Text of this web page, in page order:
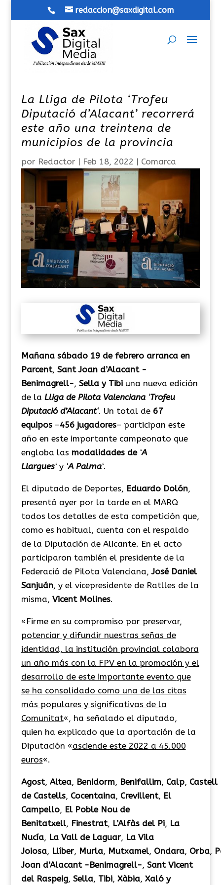
redaccion@saxdigital.com
La Lliga de Pilota ‘Trofeu
Diputació d’Alacant’ recorrerá
este año una treintena de
municipios de la provincia
por Redactor| Feb 18, 2022 | Comarca
Mañana sábado 19 de febrero arranca en
Parcent, Sant Joan d’Alacant -
Benimagrell-, Sella y Tibi una nueva edición
de la Lliga de Pilota Valenciana ‘Trofeu
Diputació d’Alacant‘. Un total de 67
equipos–456 jugadores– participan este
año en este importante campeonato que
engloba las modalidades de‘A
Llargues‘ y‘A Palma‘.
El diputado de Deportes, Eduardo Dolón,
presentó ayer por la tarde en el MARQ
todos los detalles de esta competición que,
como es habitual, cuenta con el respaldo
de la Diputación de Alicante. En el acto
participaron también el presidente de la
Federació de Pilota Valenciana,José Daniel
Sanjuán, y el vicepresidente de Ratlles de la
misma, Vicent Molines.
« Firme en su compromiso por preservar,
potenciar y difundir nuestras señas de
identidad, la institución provincial colabora
un año más con la FPV en la promoción y el
desarrollo de este importante evento que
se ha consolidado como una de las citas
más populares y significativas de la
Comunitat«, ha señalado el diputado,
quien ha explicado que la aportación de la
Diputación «asciende este 2022 a 45.000
euros«.
Agost, Altea, Benidorm, Benifallim, Calp, Castell
de Castells, Cocentaina, Crevillent, El
Campello, El Poble Nou de
Benitatxell, Finestrat, L’Alfàs del Pi, La
Nucía, La Vall de Laguar, La Vila
Joiosa, Llíber, Murla, Mutxamel, Ondara, Orba,
Joan d’Alacant -Benimagrell-, Sant Vicent
del Raspeig, Sella, Tibi, Xàbia, Xaló y